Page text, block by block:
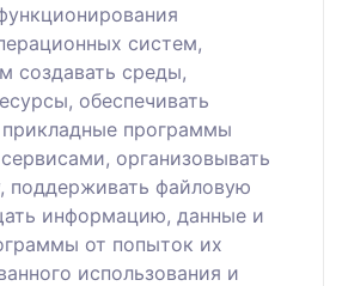
систем,
создавать среды,
обеспечивать
прикладные программы
организовывать
поддерживать файловую
информацию, данные и
от попыток их
использования и